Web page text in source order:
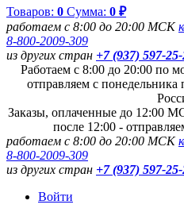
Товаров: 0 Сумма: 0 ₽
работаем с 8:00 до 20:00 МСК
8-800-2009-309
из других стран +7 (937) 597-
Работаем с 8:00 до 20:00 по
отправляем с
Заказы, оплаченные до 12:00
после 12:00 -
работаем с 8:00 до 20:00 МСК
8-800-2009-309
из других стран +7 (937) 597-
Войти